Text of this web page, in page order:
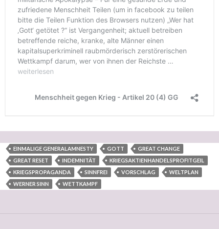
EINMALIGE GENERALAMNESTY GOTT
GREAT CHANGE
GREAT RESET
INDEMNITÄT
KRIEGSAKTIENHANDELSPROFITGEIL
KRIEGSPROPAGANDA
SINNFREI VORSCHLAG
WELTPLAN
WERNER SINN
WETTKAMPF